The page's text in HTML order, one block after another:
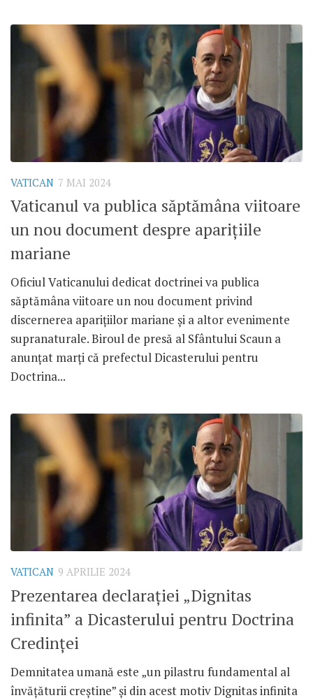
VATICAN 7 MAI 2024
Vaticanul va publica săptămâna viitoare
un nou document despre aparițiile
mariane
Oficiul Vaticanului dedicat doctrinei va publica
săptămâna viitoare un nou document privind
discernerea aparițiilor mariane și a altor evenimente
supranaturale. Biroul de presă al Sfântului Scaun a
anunțat marți că prefectul Dicasterului pentru
Doctrina...
VATICAN 9 APRILIE 2024
Prezentarea declarației „Dignitas
infinita” a Dicasterului pentru Doctrina
Credinței
Demnitatea umană este „un pilastru fundamental al
învățăturii creștine” și din acest motiv Dignitas infinita